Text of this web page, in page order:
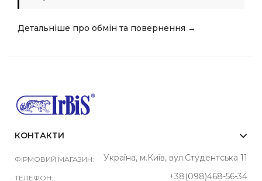
Детальніше про обмін та повернення →
КОНТАКТИ
ФІРМОВИЙ МАГАЗИН: Україна, м.Київ, вул.Студентська 11
ТЕЛЕФОН: +38(098)468-56-34